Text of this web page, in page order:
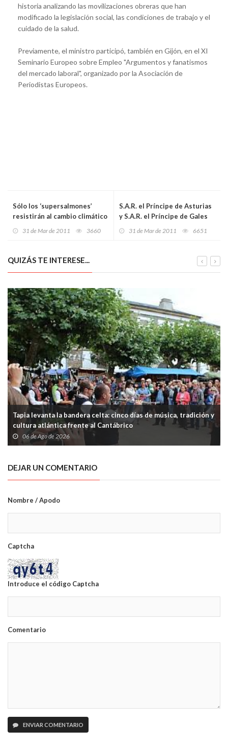
historia analizando las movilizaciones obreras que han
modificado la legislación social, las condiciones de trabajo y el
cuidado de la salud.
Previamente, el ministro participó, también en Gijón, en el XI
Seminario Europeo sobre Empleo "Argumentos y fanatismos
del mercado laboral", organizado por la Asociación de
Periodistas Europeos.
Sólo los ‘supersalmones’
resistirán al cambio climático
31 de Mar de 2011 3660
S.A.R. el Príncipe de Asturias
y S.A.R. el Príncipe de Gales
31 de Mar de 2011 6651
QUIZÁS TE INTERESE...
Tapia levanta la bandera celta: cinco días de música, tradición y
cultura atlántica frente al Cantábrico
06 de Ago de 2026
DEJAR UN COMENTARIO
Nombre / Apodo
Captcha
Introduce el código Captcha
Comentario
ENVIAR COMENTARIO